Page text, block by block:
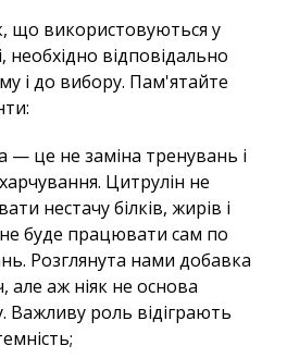
що використовуються у
відповідально
і до вибору. Пам'ятайте
— це не заміна тренувань і
Цитрулін не
нестачу білків, жирів і
не буде працювати сам по
Розглянута нами добавка
аж ніяк не основа
Важливу роль відіграють